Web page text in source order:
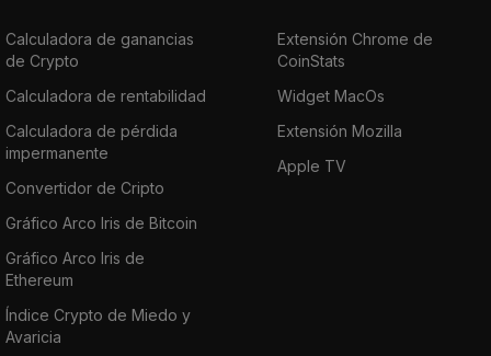
Calculadora de ganancias
de Crypto
Calculadora de rentabilidad
Calculadora de pérdida
impermanente
Convertidor de Cripto
Gráfico Arco Iris de Bitcoin
Gráfico Arco Iris de
Ethereum
Índice Crypto de Miedo y
Avaricia
Extensión Chrome de
CoinStats
Widget MacOs
Extensión Mozilla
Apple TV